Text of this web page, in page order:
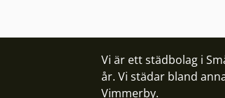
Vi är ett städbolag i
år. Vi städar bland
Vimmerby.